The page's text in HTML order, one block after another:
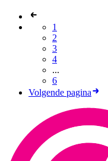
1
2
3
4
...
6
Volgende pagina